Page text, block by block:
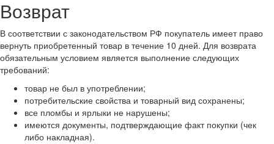
Возврат
В соответствии с законодательством РФ покупатель имеет право
вернуть приобретенный товар в течение 10 дней. Для возврата
обязательным условием является выполнение следующих
требований:
товар не был в употреблении;
потребительские свойства и товарный вид сохранены;
все пломбы и ярлыки не нарушены;
имеются документы, подтверждающие факт покупки (чек
либо накладная).